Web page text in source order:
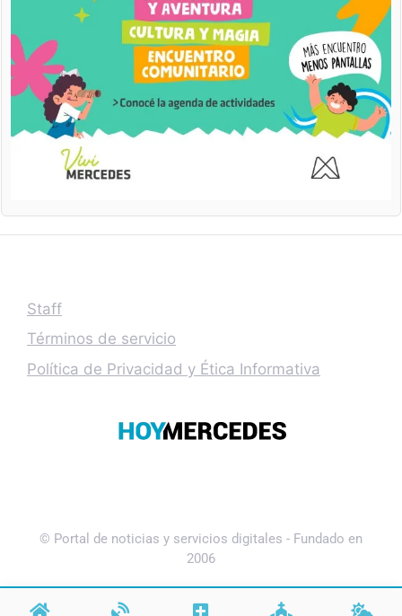
Staff
Términos de servicio
Política de Privacidad y Ética Informativa
© Portal de noticias y servicios digitales - Fundado en
2006